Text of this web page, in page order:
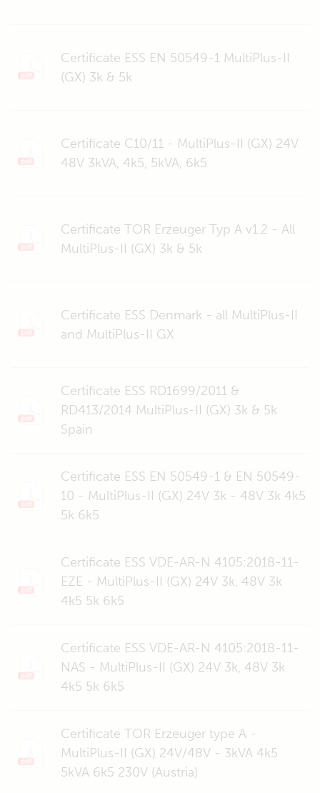
Certificate ESS EN 50549-1 MultiPlus-II
(GX) 3k & 5k
Certificate C10/11 - MultiPlus-II (GX) 24V
48V 3kVA, 4k5, 5kVA, 6k5
Certificate TOR Erzeuger Typ A v1.2 - All
MultiPlus-II (GX) 3k & 5k
Certificate ESS Denmark - all MultiPlus-II
and MultiPlus-II GX
Certificate ESS RD1699/2011 &
RD413/2014 MultiPlus-II (GX) 3k & 5k
Spain
Certificate ESS EN 50549-1 & EN 50549-
10 - MultiPlus-II (GX) 24V 3k - 48V 3k 4k5
5k 6k5
Certificate ESS VDE-AR-N 4105:2018-11-
EZE - MultiPlus-II (GX) 24V 3k, 48V 3k
4k5 5k 6k5
Certificate ESS VDE-AR-N 4105:2018-11-
NAS - MultiPlus-II (GX) 24V 3k, 48V 3k
4k5 5k 6k5
Certificate TOR Erzeuger type A -
MultiPlus-II (GX) 24V/48V - 3kVA 4k5
5kVA 6k5 230V (Austria)